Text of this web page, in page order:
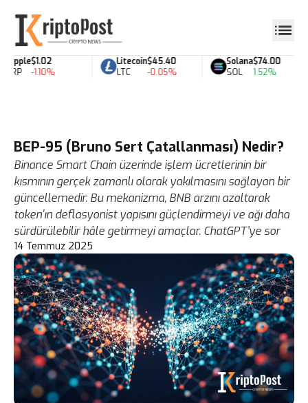
$1.02
-1.10%
Litecoin
LTC
$45.40
-0.05%
Solana
SOL
$74.00
1.52%
BEP-95 (Bruno Sert Çatallanması) Nedir?
Binance Smart Chain üzerinde işlem ücretlerinin bir
kısmının gerçek zamanlı olarak yakılmasını sağlayan bir
güncellemedir. Bu mekanizma, BNB arzını azaltarak
token'ın deflasyonist yapısını güçlendirmeyi ve ağı daha
sürdürülebilir hâle getirmeyi amaçlar. ChatGPT’ye sor
14 Temmuz 2025